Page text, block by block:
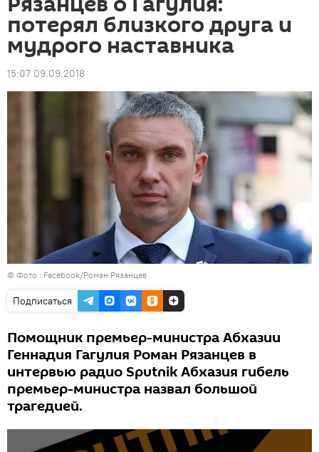
потерял близкого друга и
мудрого наставника
15:07 09.09.2018
© Фото : Facebook/Роман Рязанцев
Подписаться
Помощник премьер-министра Абхазии
Геннадия Гагулия Роман Рязанцев в
интервью радио Sputnik Абхазия гибель
премьер-министра назвал большой
трагедией.